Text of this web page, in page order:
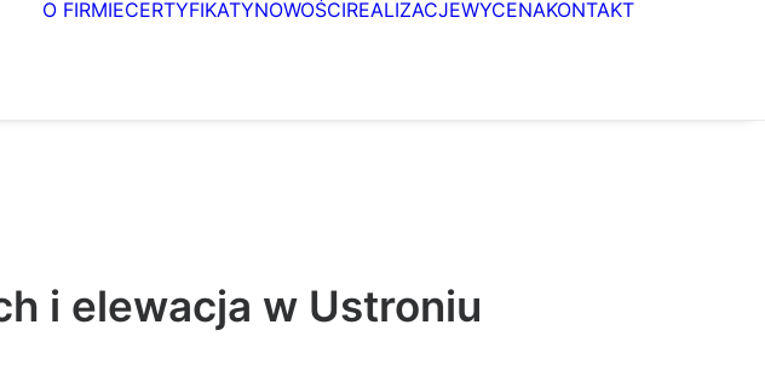
O FIRMIECERTYFIKATYNOWOŚCIREALIZACJEWYCENAKONTAKT
i elewacja w Ustroniu